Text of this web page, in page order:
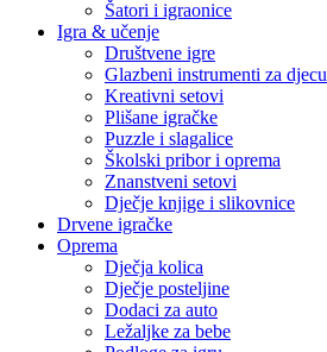
Šatori i igraonice
Igra & učenje
Društvene igre
Glazbeni instrumenti za djecu
Kreativni setovi
Plišane igračke
Puzzle i slagalice
Školski pribor i oprema
Znanstveni setovi
Dječje knjige i slikovnice
Drvene igračke
Oprema
Dječja kolica
Dječje posteljine
Dodaci za auto
Ležaljke za bebe